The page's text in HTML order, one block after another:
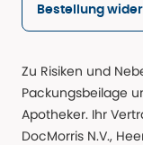
Bestellung
Zu Risiken und
Packungsbeilage
Apotheker. Ihr
DocMorris N.V.,